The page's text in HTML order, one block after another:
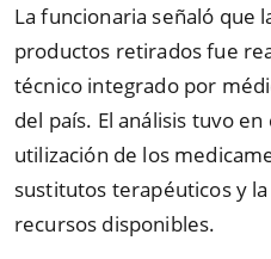
La funcionaria señaló que
productos retirados fue
técnico integrado por
del país. El análisis tuvo
utilización de los
sustitutos terapéuticos y
recursos disponibles.